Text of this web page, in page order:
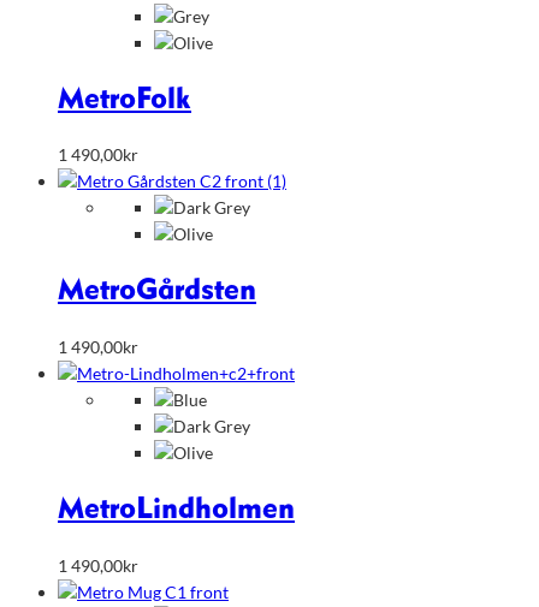
Metro Folk
1 490,00kr
MetroGårdsten
1 490,00kr
Metro Lindholmen
1 490,00kr